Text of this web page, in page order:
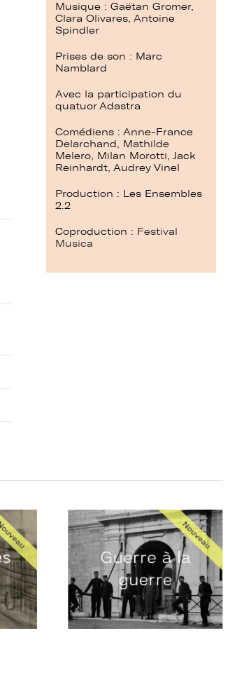
Musique : Gaëtan Gromer,
Clara Olivares, Antoine
Spindler
Prises de son : Marc
Namblard
Avec la participation du
quatuor Adastra
Comédiens : Anne-France
Delarchand, Mathilde
Melero, Milan Morotti, Jack
Reinhardt, Audrey Vinel
Production : Les Ensembles
2.2
Coproduction : Festival
Musica